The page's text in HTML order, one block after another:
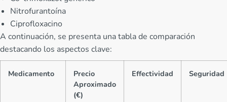
Nitrofurantoína
Ciprofloxacino
A continuación, se presenta una tabla de comparación
destacando los aspectos clave:
Medicamento
Precio
Aproximado
(€)
Effectividad Seguridad